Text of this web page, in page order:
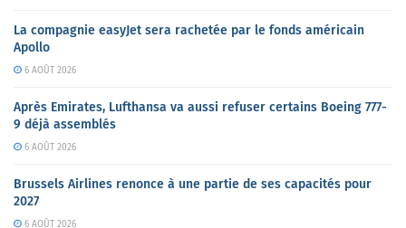
La compagnie easyJet sera rachetée par le fonds américain
Apollo
6 AOÛT 2026
Après Emirates, Lufthansa va aussi refuser certains Boeing 777-
9 déjà assemblés
6 AOÛT 2026
Brussels Airlines renonce à une partie de ses capacités pour
2027
6 AOÛT 2026